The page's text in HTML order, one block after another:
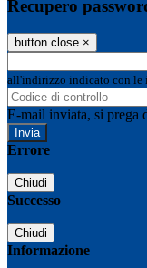
Recupero
button close ×
all'indirizzo indicato con le
E-mail inviata, si prega
Errore
Chiudi
Successo
Chiudi
Informazione